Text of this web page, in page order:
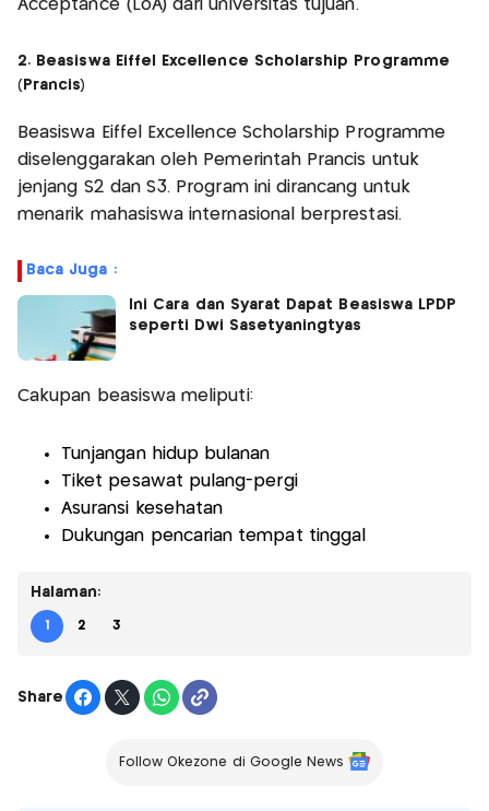
Acceptance (LoA) dari universitas tujuan.
2. Beasiswa Eiffel Excellence Scholarship Programme
(Prancis)
Beasiswa Eiffel Excellence Scholarship Programme
diselenggarakan oleh Pemerintah Prancis untuk
jenjang S2 dan S3. Program ini dirancang untuk
menarik mahasiswa internasional berprestasi.
Baca Juga :
Ini Cara dan Syarat Dapat Beasiswa LPDP
seperti Dwi Sasetyaningtyas
Cakupan beasiswa meliputi:
Tunjangan hidup bulanan
Tiket pesawat pulang-pergi
Asuransi kesehatan
Dukungan pencarian tempat tinggal
Halaman:
1 2 3
Share
Follow Okezone di Google News